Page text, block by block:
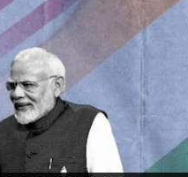
మోదీ; తొలి